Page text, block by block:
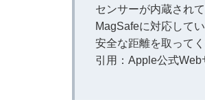
センサーが内蔵され
MagSafeに対応して
安全な距離を取ってく
引用：Apple公式Web